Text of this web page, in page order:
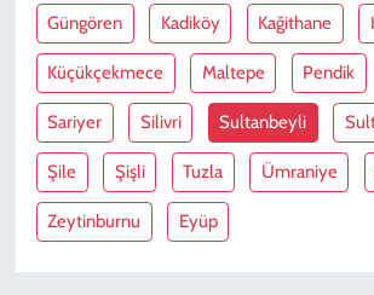
Güngören Kadiköy Kağithane
Küçükçekmece Maltepe Pendik
Sariyer Silivri Sultanbeyli
Şile Şişli Tuzla Ümraniye
Zeytinburnu Eyüp